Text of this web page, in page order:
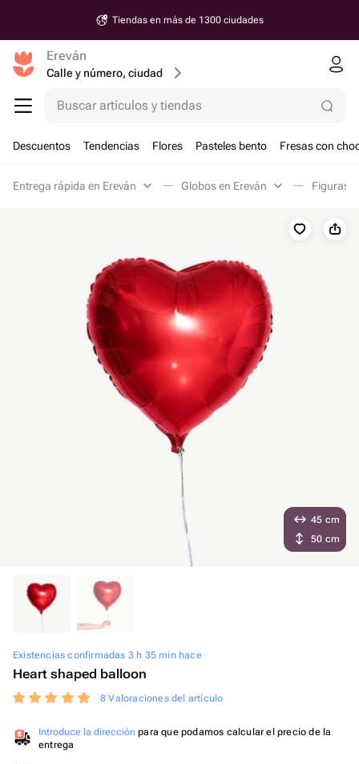
Tiendas en más de 1300 ciudades
Ereván
Calle y número, ciudad
Buscar artículos y tiendas
Descuentos Tendencias Flores Pasteles bento Fresas con
Entrega rápida en Ereván Globos en Ereván Figuras
Existencias confirmadas 3 h 35 min hace
Heart shaped balloon
8 Valoraciones del artículo
Introduce la dirección para que podamos calcular el precio de la
entrega
45 cm
50 cm